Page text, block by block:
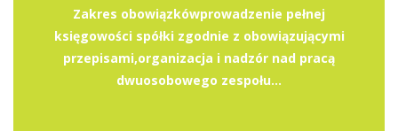
Zakres obowiązkówprowadzenie pełnej
księgowości spółki zgodnie z obowiązującymi
przepisami,organizacja i nadzór nad pracą
dwuosobowego zespołu...